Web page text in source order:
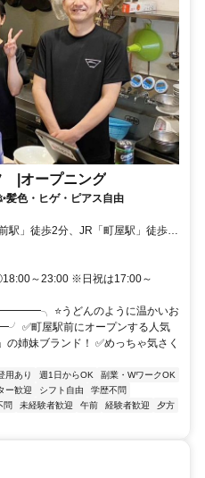
|オープニング
髪色・ヒゲ・ピアス自由
駅」徒歩2分、JR「町屋駅」徒歩1
～23:00 ※日祝は17:00～
⭐うどんのように温かいお
屋駅前にオープンする人気
の姉妹ブランド！ ✅めっちゃ気さく
用あり 週1日からOK
副業・WワークOK
ー歓迎 シフト自由
学歴不問
問 未経験者歓迎 午前 経験者歓迎
夕方